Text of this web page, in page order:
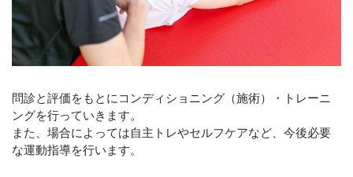
問診と評価をもとにコンディショニング（施術）・トレーニ
ングを行っていきます。
また、場合によっては自主トレやセルフケアなど、今後必要
な運動指導を行います。